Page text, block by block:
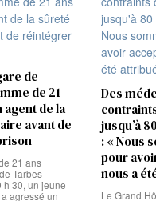
de
de 21
agent de la
avant de
21 ans
Tarbes
h 30, un jeune
agressé un
Des
jusqu’à
: « Nous
pour
nous a
Le Grand